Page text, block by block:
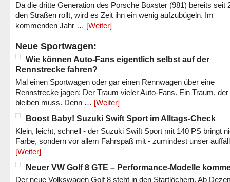
Da die dritte Generation des Porsche Boxster (981) bereits seit
den Straßen rollt, wird es Zeit ihn ein wenig aufzubügeln. Im
kommenden Jahr … [Weiter]
Neue Sportwagen:
Wie können Auto-Fans eigentlich selbst auf der
Rennstrecke fahren?
Mal einen Sportwagen oder gar einen Rennwagen über eine
Rennstrecke jagen: Der Traum vieler Auto-Fans. Ein Traum,
bleiben muss. Denn … [Weiter]
Boost Baby! Suzuki Swift Sport im Alltags-Check
Klein, leicht, schnell - der Suzuki Swift Sport mit 140 PS bringt
Farbe, sondern vor allem Fahrspaß mit - zumindest unser
[Weiter]
Neuer VW Golf 8 GTE – Performance-Modelle
Der neue Volkswagen Golf 8 steht in den Startlöchern. Ab